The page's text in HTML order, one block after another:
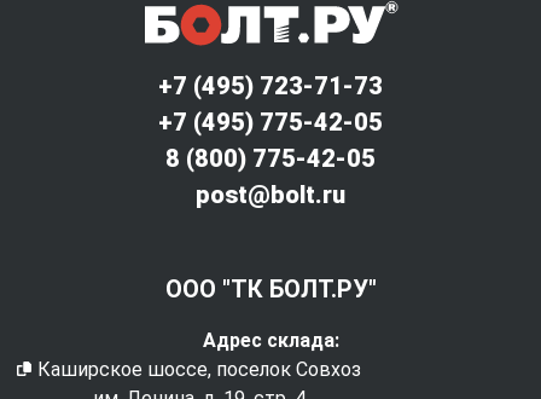
+7 (495) 723-71-73
+7 (495) 775-42-05
8 (800) 775-42-05
post@bolt.ru
ООО "ТК БОЛТ.РУ"
Адрес склада:
Каширское шоссе, поселок Совхоз